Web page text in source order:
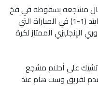
مشجعه بسقوطه في فخ
التعادل أمام مضيفه وست هام يونايتد (1-1) في المباراة التي
الـ26 من الدوري الإنجليزي الممتاز لكرة
على أحلام مشجع
لفريق وست هام عند